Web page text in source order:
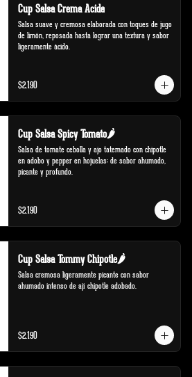
Cup Salsa Crema Acida
Salsa suave y cremosa elaborada con toques de jugo
de limón, reposada hasta lograr una textura y sabor
ligeramente ácido.
$2.190
Cup Salsa Spicy Tomato🌶️
Salsa de tomate cebolla y ajo tatemado con chipotle
en adobo y pepper en hojuelas; de sabor ahumado,
picante y profundo.
$2.190
Cup Salsa Tommy Chipotle🌶️
Salsa cremosa ligeramente picante con sabor
ahumado intenso de ají chipotle adobado.
$2.190